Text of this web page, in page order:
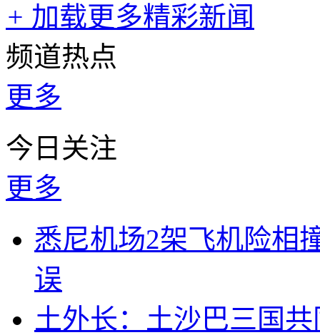
+ 加载更多精彩新闻
频道热点
更多
今日关注
更多
悉尼机场2架飞机险相
误
土外长：土沙巴三国